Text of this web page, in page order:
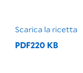
Scarica la ricetta
220 KB
PDF